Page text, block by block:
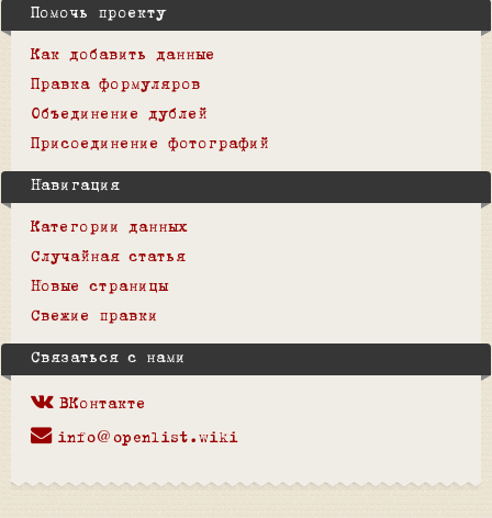
Помочь проекту
Как добавить данные
Правка формуляров
Объединение дублей
Присоединение фотографий
Навигация
Категории данных
Случайная статья
Новые страницы
Свежие правки
Связаться с нами
ВКонтакте
info@openlist.wiki